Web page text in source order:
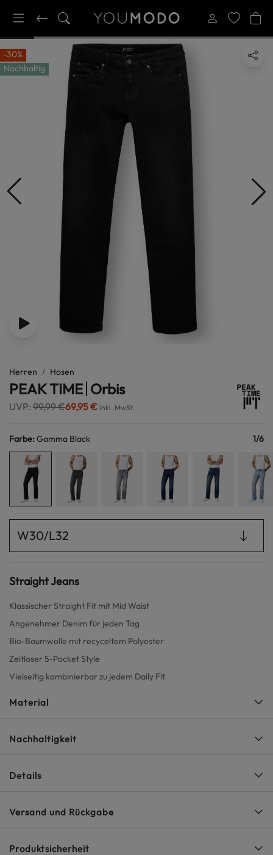
-30%
Nachhaltig
Herren Hosen
PEAK TIME Orbis
UVP: 99,99 €69,95 € inkl. MwSt.
Farbe:Gamma Black 1/6
W30/L32
Straight Jeans
Klassischer Straight Fit mit Mid Waist
Angenehmer Denim für jeden Tag
Bio-Baumwolle mit recyceltem Polyester
Zeitloser 5-Pocket Style
Vielseitig kombinierbar zu jedem Daily Fit
Material
Nachhaltigkeit
Details
Versand und Rückgabe
Produktsicherheit